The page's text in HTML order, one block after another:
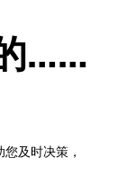
……
及时决策，